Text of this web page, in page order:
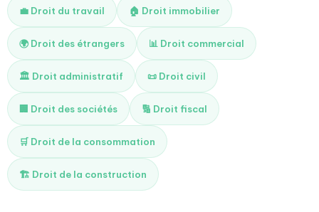
💼 Droit du travail 🏠 Droit immobilier
🌍 Droit des étrangers 📊 Droit commercial
🏛️ Droit administratif 📜 Droit civil
🏢 Droit des sociétés 🔢 Droit fiscal
🛒 Droit de la consommation
🏗️ Droit de la construction